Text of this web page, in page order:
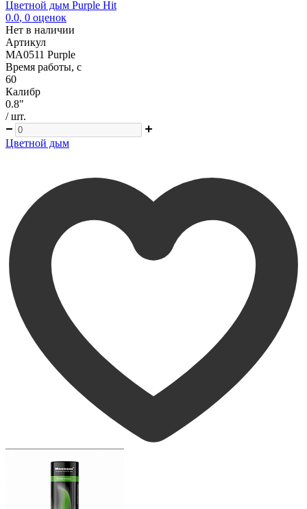
Цветной дым Purple Hit
0.0, 0 оценок
Нет в наличии
Артикул
MA0511 Purple
Время работы, с
60
Калибр
0.8"
/ шт.
Цветной дым